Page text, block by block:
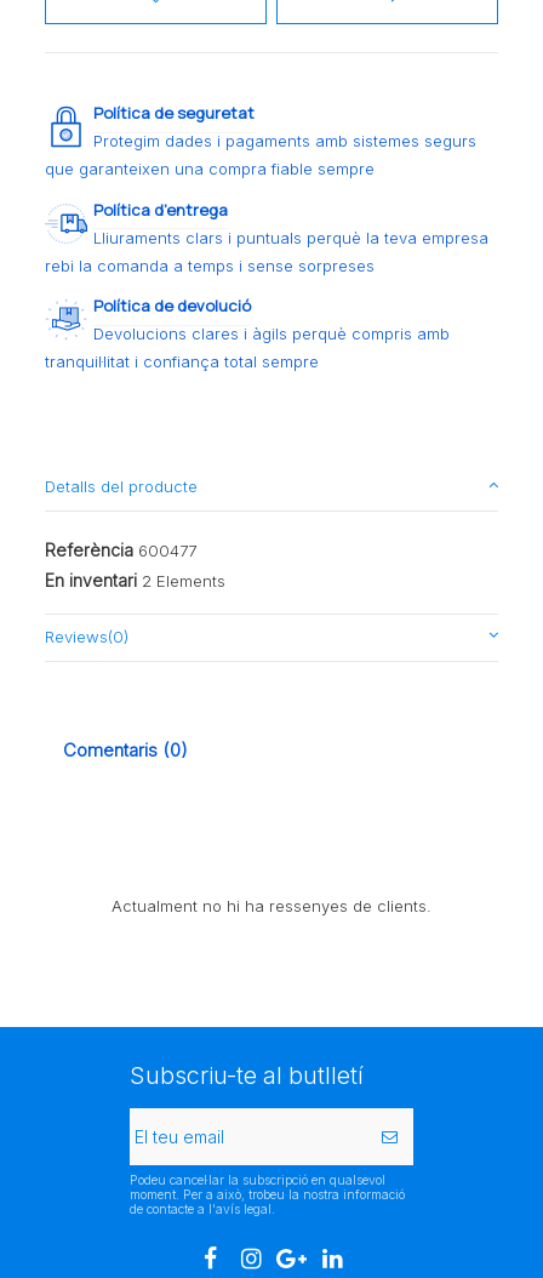
Política de seguretat
Protegim dades i pagaments amb sistemes segurs
que garanteixen una compra fiable sempre
Política d’entrega
Lliuraments clars i puntuals perquè la teva empresa
rebi la comanda a temps i sense sorpreses
Política de devolució
Devolucions clares i àgils perquè compris amb
tranquil·litat i confiança total sempre
Detalls del producte
Referència 600477
En inventari 2 Elements
Reviews(0)
Comentaris (0)
Actualment no hi ha ressenyes de clients.
Subscriu-te al butlletí
Podeu cancel·lar la subscripció en qualsevol
moment. Per a això, trobeu la nostra informació
de contacte a l'avís legal.